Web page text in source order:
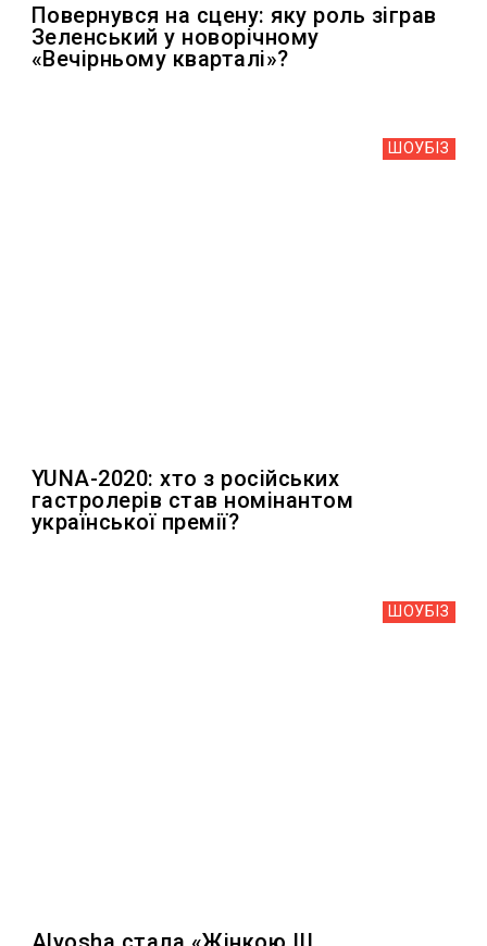
Повернувся на сцену: яку роль зіграв
Зеленський у новорічному
«Вечірньому кварталі»?
ШОУБIЗ
YUNA-2020: хто з російських
гастролерів став номінантом
української премії?
ШОУБIЗ